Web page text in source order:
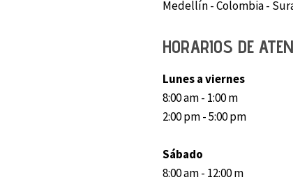
Medellín - Colombia -
HORARIOS DE
Lunes a viernes
8:00 am - 1:00 m
2:00 pm - 5:00 pm
Sábado
8:00 am - 12:00 m